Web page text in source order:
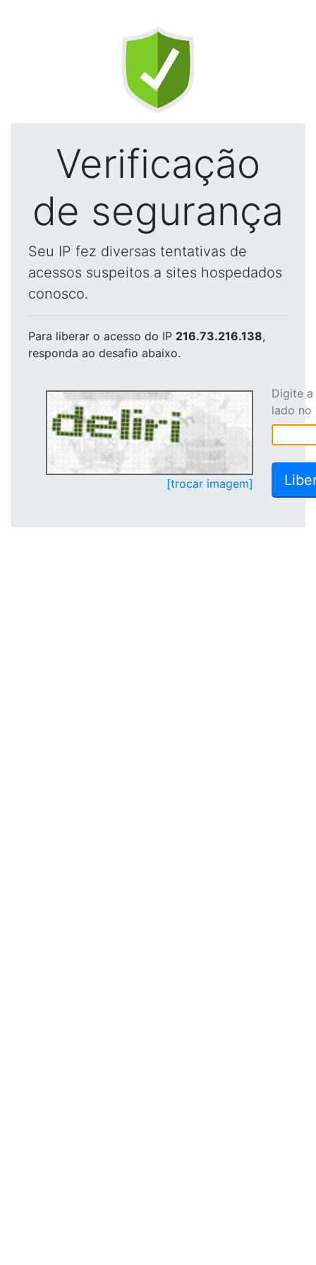
Verificação
de segurança
Seu IP fez diversas tentativas de
acessos suspeitos a sites hospedados
conosco.
Para liberar o acesso do IP 216.73.216.138,
responda ao desafio abaixo.
[trocar imagem]
Digite
lado no